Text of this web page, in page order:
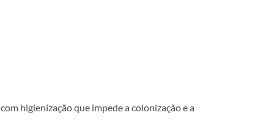
higienização que impede a colonização e a